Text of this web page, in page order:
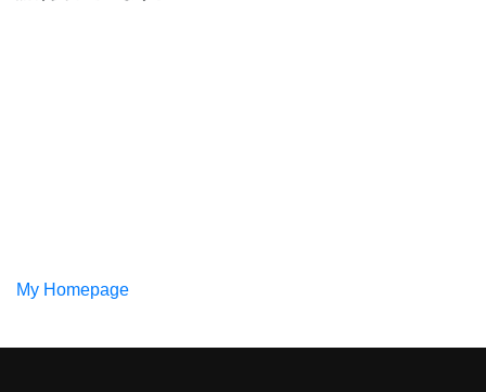
My Homepage